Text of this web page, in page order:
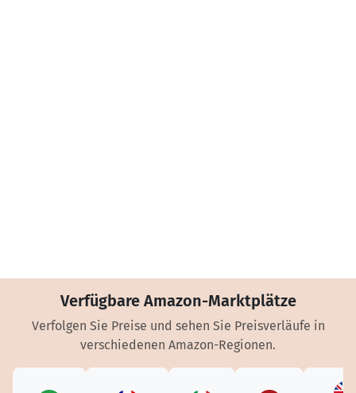
Verfügbare Amazon-Marktplätze
Verfolgen Sie Preise und sehen Sie Preisverläufe in
verschiedenen Amazon-Regionen.